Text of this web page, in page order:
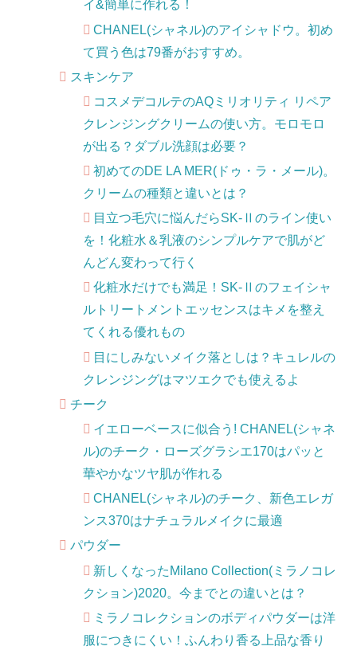
イ&簡単に作れる！
CHANEL(シャネル)のアイシャドウ。初め
て買う色は79番がおすすめ。
スキンケア
コスメデコルテのAQミリオリティ リペア
クレンジングクリームの使い方。モロモロ
が出る？ダブル洗顔は必要？
初めてのDE LA MER(ドゥ・ラ・メール)。
クリームの種類と違いとは？
目立つ毛穴に悩んだらSK-Ⅱのライン使い
を！化粧水＆乳液のシンプルケアで肌がど
んどん変わって行く
化粧水だけでも満足！SK-Ⅱのフェイシャ
ルトリートメントエッセンスはキメを整え
てくれる優れもの
目にしみないメイク落としは？キュレルの
クレンジングはマツエクでも使えるよ
チーク
イエローベースに似合う! CHANEL(シャネ
ル)のチーク・ローズグラシエ170はパッと
華やかなツヤ肌が作れる
CHANEL(シャネル)のチーク、新色エレガ
ンス370はナチュラルメイクに最適
パウダー
新しくなったMilano Collection(ミラノコレ
クション)2020。今までとの違いとは？
ミラノコレクションのボディパウダーは洋
服につきにくい！ふんわり香る上品な香り